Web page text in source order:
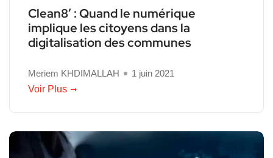
Clean8’ : Quand le numérique
implique les citoyens dans la
digitalisation des communes
Meriem KHDIMALLAH
1 juin 2021
Voir Plus